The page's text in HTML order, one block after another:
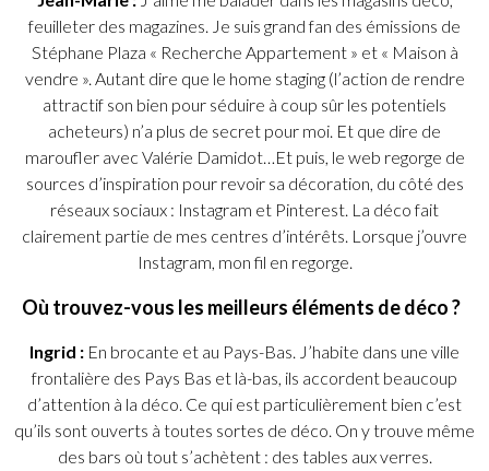
feuilleter des magazines. Je suis grand fan des émissions de
Stéphane Plaza « Recherche Appartement » et « Maison à
vendre ». Autant dire que le home staging (l’action de rendre
attractif son bien pour séduire à coup sûr les potentiels
acheteurs) n’a plus de secret pour moi. Et que dire de
maroufler avec Valérie Damidot…Et puis, le web regorge de
sources d’inspiration pour revoir sa décoration, du côté des
réseaux sociaux : Instagram et Pinterest. La déco fait
clairement partie de mes centres d’intérêts. Lorsque j’ouvre
Instagram, mon fil en regorge.
Où trouvez-vous les meilleurs éléments de déco ?
Ingrid : En brocante et au Pays-Bas. J’habite dans une ville
frontalière des Pays Bas et là-bas, ils accordent beaucoup
d’attention à la déco. Ce qui est particulièrement bien c’est
qu’ils sont ouverts à toutes sortes de déco. On y trouve même
des bars où tout s’achètent : des tables aux verres.